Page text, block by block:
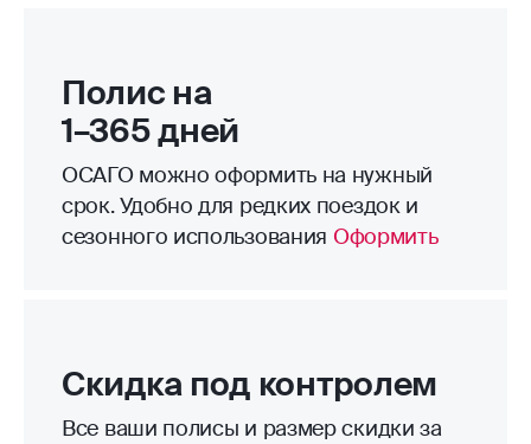
Полис на
1–365 дней
ОСАГО можно оформить на нужный
срок. Удобно для редких поездок и
сезонного использования Оформить
Скидка под контролем
Все ваши полисы и размер скидки за